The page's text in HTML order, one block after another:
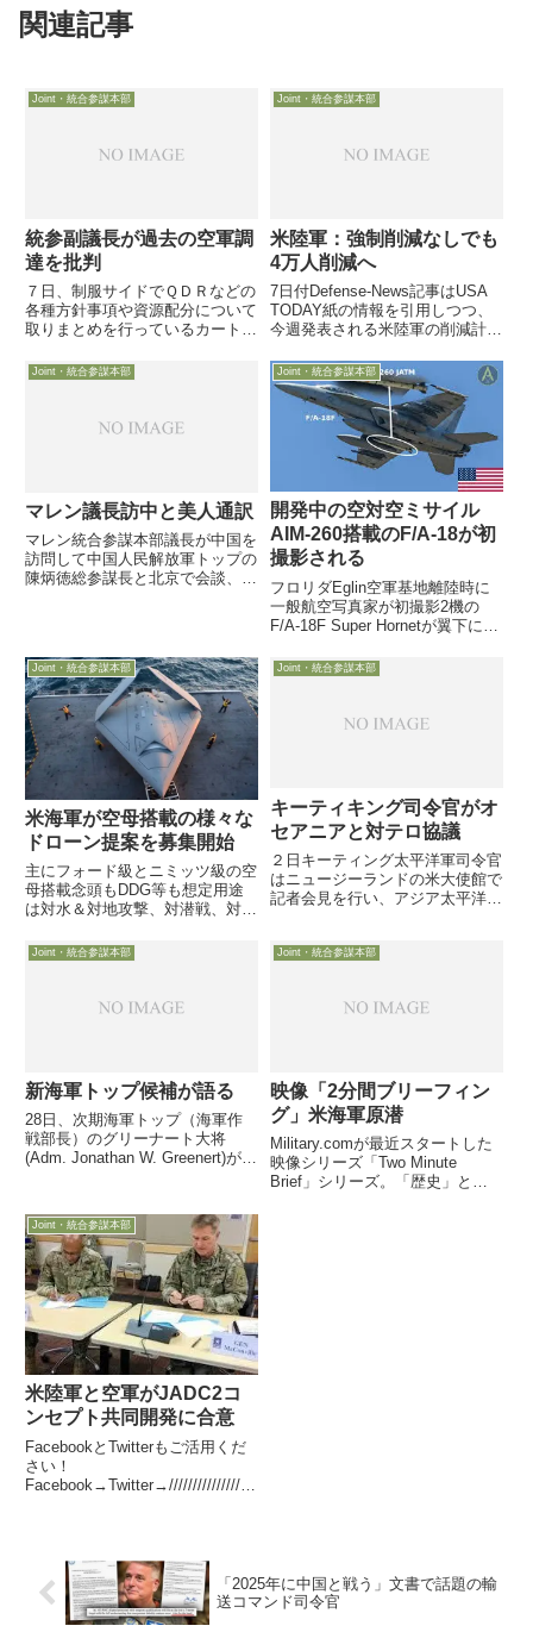
関連記事
Joint・統合参謀本部
統参副議長が過去の空軍調
達を批判
７日、制服サイドでＱＤＲなどの
各種方針事項や資源配分について
取りまとめを行っているカートラ
関係者に今後の装備品調達につい
過ぎた、と空軍戦闘機や爆撃機
Joint・統合参謀本部
米陸軍：強制削減なしでも
4万人削減へ
7日付Defense-News記事はUSA
TODAY紙の情報を引用しつつ、
今週発表される米陸軍の削減計画
人を削減して45万人体制になる
ことが盛り込まれていると報じて
います。なお、この削減計画に
は、本年10...
Joint・統合参謀本部
マレン議長訪中と美人通訳
マレン統合参謀本部議長が中国を
訪問して中国人民解放軍トップの
陳炳徳総参謀長と北京で会談、
写真と再登場！！中国軍美人士官
通訳の特集です
Joint・統合参謀本部
開発中の空対空ミサイル
AIM-260搭載のF/A-18が初
撮影される
フロリダEglin空軍基地離陸時に
一般航空写真家が初撮影2機の
F/A-18F Super Hornetが翼下に搭
弾、別の１機は試験用模擬弾と推
Joint・統合参謀本部
米海軍が空母搭載の様々な
ドローン提案を募集開始
主にフォード級とニミッツ級の空
母搭載念頭もDDG等も想定用途
は対水＆対地攻撃、対潜戦、対空
給空輸単一機能でも複数機能でも
モジュラー型でも7月14日付で、
つも、ミサイル駆逐艦などの...
Joint・統合参謀本部
キーティキング司令官がオ
セアニアと対テロ協議
２日キーティング太平洋軍司令官
はニュージーランドの米大使館で
記者会見を行い、アジア太平洋地
た同司令官は、最近のジャカルタ
Joint・統合参謀本部
新海軍トップ候補が語る
28日、次期海軍トップ（海軍作
戦部長）のグリーナート大将
(Adm. Jonathan W. Greenert)が、
から受けたようですが、米国防省
HP記事からその一端を・・・
Joint・統合参謀本部
映像「2分間ブリーフィン
グ」米海軍原潜
Military.comが最近スタートした
映像シリーズ「Two Minute
Brief」シリーズ。「歴史」と
Joint・統合参謀本部
米陸軍と空軍がJADC2コ
ンセプト共同開発に合意
FacebookとTwitterもご活用くだ
さい！
Facebook→Twitter→//////////////////
「2025年に中国と戦う」文書で話題の輸
送コマンド司令官